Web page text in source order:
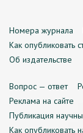
Номера журнала
Как опубликовать
Об издательстве
Вопрос — ответ
Реклама на сайте
Публикация
Как опубликовать